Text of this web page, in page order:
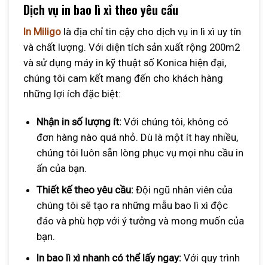
Dịch vụ in bao lì xì theo yêu cầu
In Miligo là địa chỉ tin cậy cho dịch vụ in lì xì uy tín
và chất lượng. Với diện tích sản xuất rộng 200m2
và sử dụng máy in kỹ thuật số Konica hiện đại,
chúng tôi cam kết mang đến cho khách hàng
những lợi ích đặc biệt:
Nhận in số lượng ít: Với chúng tôi, không có
đơn hàng nào quá nhỏ. Dù là một ít hay nhiều,
chúng tôi luôn sẵn lòng phục vụ mọi nhu cầu in
ấn của bạn.
Thiết kế theo yêu cầu: Đội ngũ nhân viên của
chúng tôi sẽ tạo ra những mẫu bao lì xì độc
đáo và phù hợp với ý tưởng và mong muốn của
bạn.
In bao lì xì nhanh có thể lấy ngay:Với quy trình